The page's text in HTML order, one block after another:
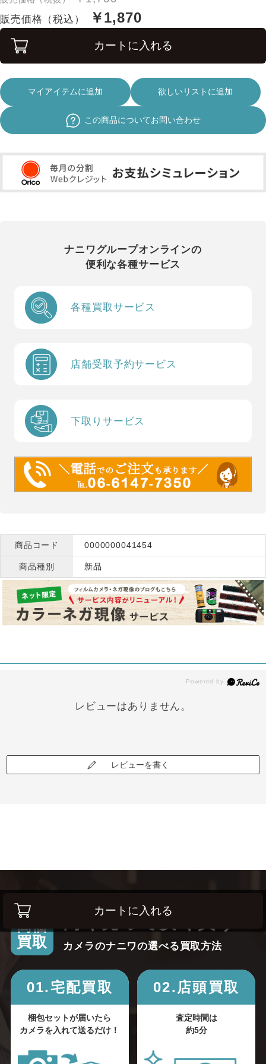
販売価格（税込） ￥1,870
カートに入れる
マイアイテムに追加 欲しいリストに追加
この商品についてお問い合わせ
ナニワグループオンラインの
便利な各種サービス
各種買取サービス
店舗受取予約サービス
下取りサービス
カートに入れる
商品コード 0000000041454
商品種別 新品
レビューはありません。
レビューを書く
高価
買取
高く売って安く買う！
カメラのナニワの選べる買取方法
01.宅配買取
梱包セットが届いたら
カメラを入れて送るだけ！
02.店頭買取
査定時間は
約5分